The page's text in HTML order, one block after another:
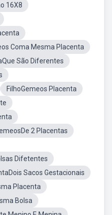
16X8
Coma Mesma Placenta
São Diferentes
FilhoGemeos Placenta
2 Placentas
Difetentes
Sacos Gestacionais
Placenta
Bolsa